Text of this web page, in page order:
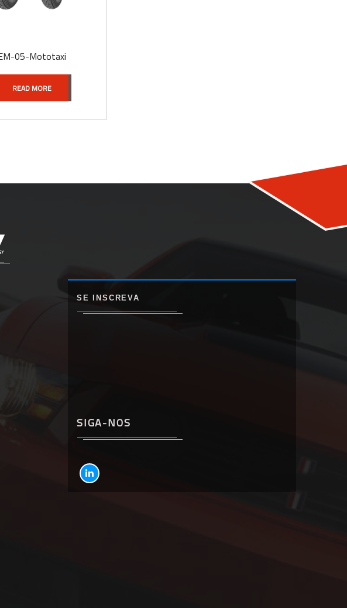
EY-848-MOBILETE
READ MORE
SE INSCREVA
SIGA-NOS